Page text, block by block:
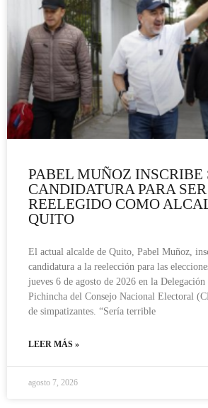
PABEL MUÑOZ INSCRIBE
CANDIDATURA PARA SER
REELEGIDO COMO
QUITO
El actual alcalde de Quito, Pabel Muñoz,
candidatura a la reelección para las
jueves 6 de agosto de 2026 en la
Pichincha del Consejo Nacional Electoral
de simpatizantes. “Sería terrible
LEER MÁS »
agosto 7, 2026